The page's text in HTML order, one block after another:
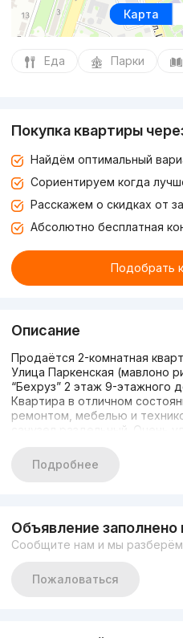
Карта
Еда Парки
Покупка квартиры
Найдём оптимальный
Сориентируем когда
Расскажем о скидках от
Абсолютно бесплатная
Подобрать
Описание
Продаётся 2-комнатная
Улица Паркенская (мавлоно
“Бехруз” 2 этаж 9-этажного
Квартира в отличном
ремонтом, мебелью и
санузел раздельный. Очень
как для семьи, так и для
телефону — звоните, будем
Подробнее
Объявление заполнено
Сообщите нам и мы
Пожаловаться